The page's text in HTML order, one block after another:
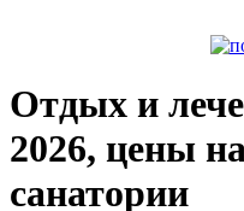
Отдых и
2026, цены
санатории